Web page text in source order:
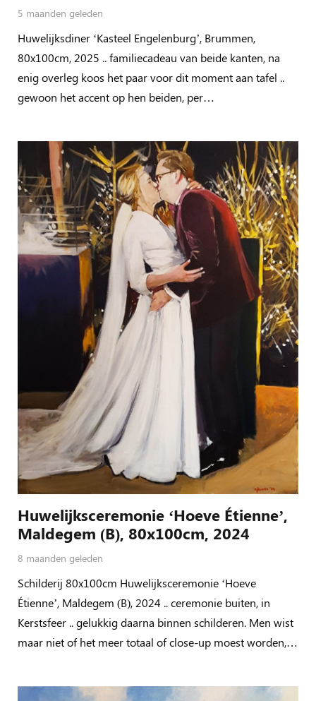
5 maanden geleden
Huwelijksdiner ‘Kasteel Engelenburg’, Brummen,
80x100cm, 2025 .. familiecadeau van beide kanten, na
enig overleg koos het paar voor dit moment aan tafel ..
gewoon het accent op hen beiden, per…
Huwelijksceremonie ‘Hoeve Étienne’,
Maldegem (B), 80x100cm, 2024
8 maanden geleden
Schilderij 80x100cm Huwelijksceremonie ‘Hoeve
Étienne’, Maldegem (B), 2024 .. ceremonie buiten, in
Kerstsfeer .. gelukkig daarna binnen schilderen. Men wist
maar niet of het meer totaal of close-up moest worden,…